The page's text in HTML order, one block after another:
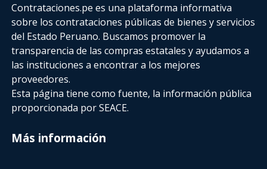
Contrataciones.pe es una plataforma informativa
sobre los contrataciones públicas de bienes y servicios
del Estado Peruano. Buscamos promover la
transparencia de las compras estatalesy ayudamos a
las instituciones a encontrar a los mejores
proveedores.
Esta página tiene como fuente, la información pública
proporcionada por SEACE.
Más información